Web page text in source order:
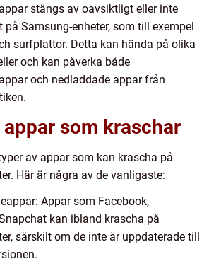
stängs av oavsiktligt eller inte
på Samsung-enheter, som till exempel
surfplattor. Detta kan hända på olika
och kan påverka både
och nedladdade appar från
appar som kraschar
av appar som kan krascha på
Här är några av de vanligaste:
Appar som Facebook,
kan ibland krascha på
särskilt om de inte är uppdaterade till